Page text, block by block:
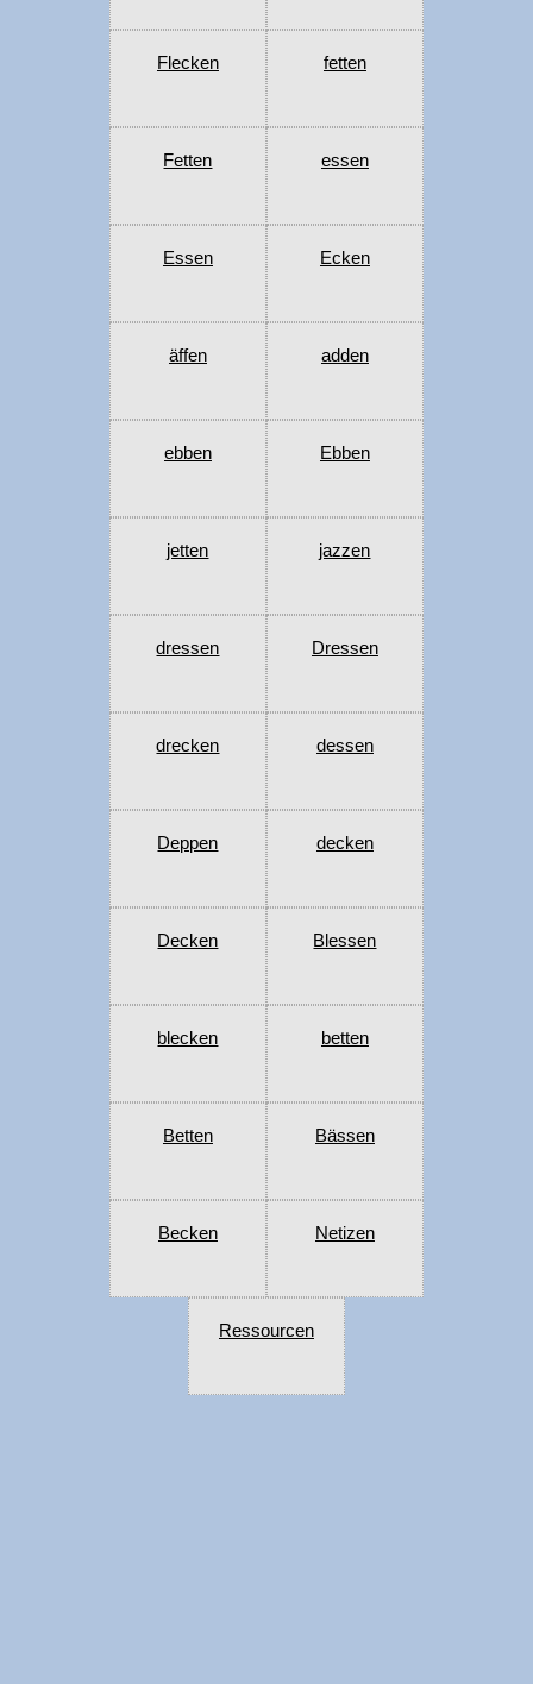
Flecken fetten
Fetten essen
Essen Ecken
äffen adden
ebben Ebben
jetten jazzen
dressen Dressen
drecken dessen
Deppen decken
Decken Blessen
blecken betten
Betten Bässen
Becken Netizen
Ressourcen